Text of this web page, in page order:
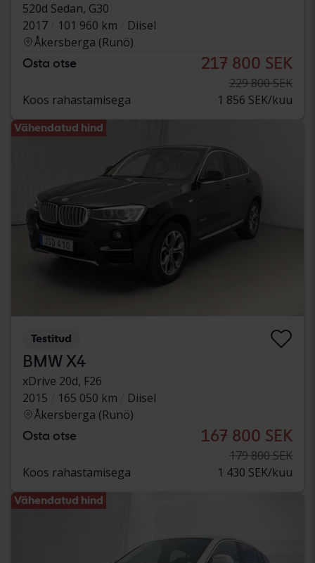
520d Sedan, G30
2017
101 960 km
Diisel
Åkersberga (Runö)
Osta otse 217 800 SEK
229 800 SEK
Koos rahastamisega
1 856 SEK/kuu
Vähendatud hind
Testitud
BMW X4
xDrive 20d, F26
2015
165 050 km
Diisel
Åkersberga (Runö)
Osta otse 167 800 SEK
179 800 SEK
Koos rahastamisega
1 430 SEK/kuu
Vähendatud hind